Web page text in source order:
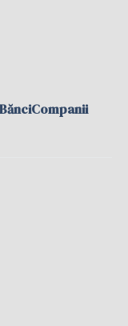
BănciCompanii